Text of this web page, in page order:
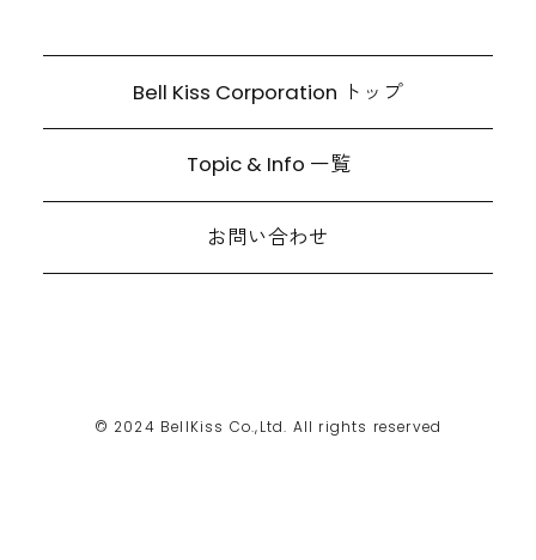
Bell Kiss Corporation トップ
Topic & Info 一覧
お問い合わせ
© 2024 BellKiss Co.,Ltd. All rights reserved